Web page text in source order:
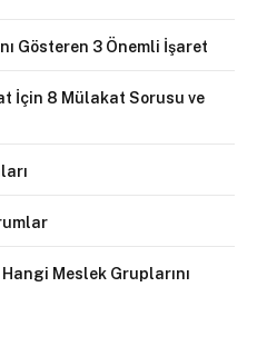
Gösteren 3 Önemli İşaret
İçin 8 Mülakat Sorusu ve
Meslek Gruplarını